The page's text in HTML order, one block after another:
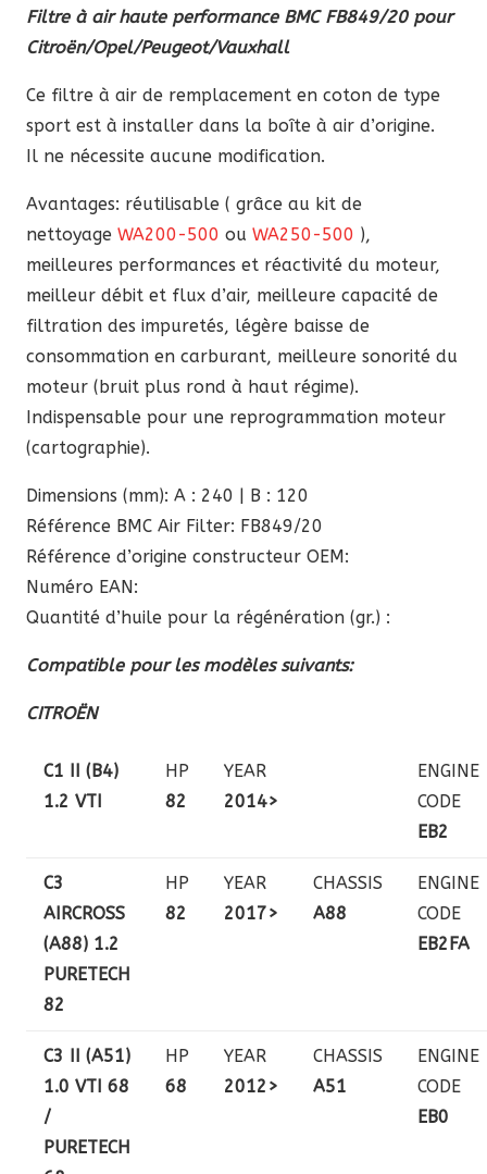
Citroën/Opel/Peugeot/Vauxhall
Filtre à air haute performance BMC FB849/20 pour
Citroën/Opel/Peugeot/Vauxhall
Ce filtre à air de remplacement en coton de type
sport est à installer dans la boîte à air d’origine.
Il ne nécessite aucune modification.
Avantages: réutilisable ( grâce au kit de
nettoyage WA200-500 ou WA250-500 ),
meilleures performances et réactivité du moteur,
meilleur débit et flux d’air, meilleure capacité de
filtration des impuretés, légère baisse de
consommation en carburant, meilleure sonorité du
moteur (bruit plus rond à haut régime).
Indispensable pour une reprogrammation moteur
(cartographie).
Dimensions (mm): A : 240 | B : 120
Référence BMC Air Filter: FB849/20
Référence d’origine constructeur OEM:
Numéro EAN:
Quantité d’huile pour la régénération (gr.) :
Compatible pour les modèles suivants:
CITROËN
C1 II (B4)
1.2 VTI
HP
82
YEAR
2014>
ENGINE
CODE
EB2
C3
AIRCROSS
(A88) 1.2
PURETECH
82
HP
82
YEAR
2017>
CHASSIS
A88
ENGINE
CODE
EB2FA
C3 II (A51)
1.0 VTI 68
/
PURETECH
HP
68
YEAR
2012>
CHASSIS
A51
ENGINE
CODE
EB0